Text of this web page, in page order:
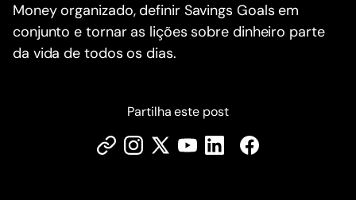
Money organizado, definir Savings Goals em
conjunto e tornar as lições sobre dinheiro parte
da vida de todos os dias.
Partilha este post